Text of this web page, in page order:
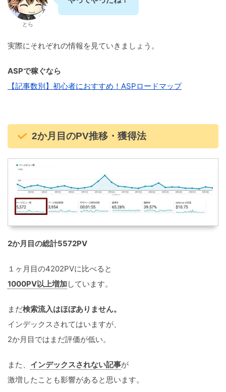
とら
実際にそれぞれの情報を見ていきましょう。
ASPで稼ぐなら
【記事数別】初心者におすすめ！ASPロードマップ
2か月目のPV推移・獲得法
2か月目の総計5572PV
１ヶ月目の4202PVに比べると
1000PV以上増加 しています。
まだ検索流入はほぼありません。
インデックスされてはいますが、
2か月目ではまだ評価が低い。
また、 インデックスされない記事が
激増したことも影響があると思います。